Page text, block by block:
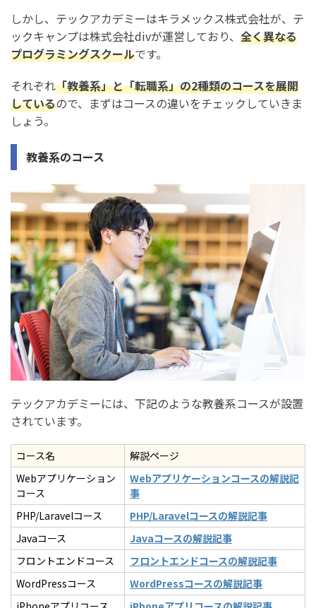
テックキャンプがおすすめの人の特徴
迷ったら両方の無料カウンセリング・無料体験を利用し
しかし、テックアカデミーはキラメックス株式会社が、テ
ックキャンプは株式会社divが運営しており、 全く異なる
プログラミングスクールです。
それぞれ「教養系」と「転職系」の2種類のコースを展開
しているので、まずはコースの違いをチェックしていきま
しょう。
教養系のコース
テックアカデミーには、下記のような教養系コースが設置
されています。
コース名
解説ページ
Webアプリケーション
コース
Webアプリケーションコースの解説記
事
PHP/Laravelコース
PHP/Laravelコースの解説記事
Javaコース
Javaコースの解説記事
フロントエンドコース
フロントエンドコースの解説記事
WordPressコース
WordPressコースの解説記事